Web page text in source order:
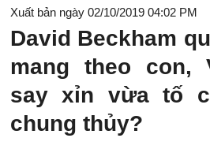
Xuất bản ngày 02/10/2019 04:02 PM
David Beckham
mang theo con,
say xỉn vừa tố
chung thủy?